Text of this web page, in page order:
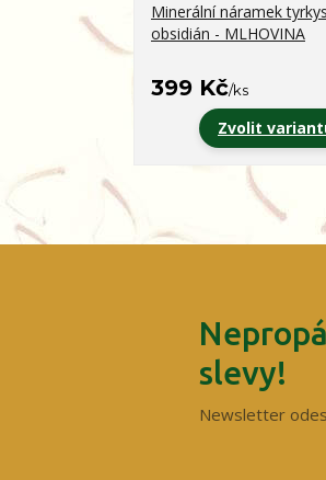
Minerální náramek
obsidián - MLHOVINA
399 Kč/ks
Zvolit
slevy!
Newsletter